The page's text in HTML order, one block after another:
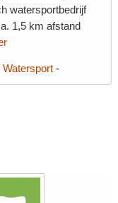
watersportbedrijf
1,5 km afstand
Watersport -